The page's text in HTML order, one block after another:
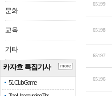
문화
교육
기타
카자흐 특집기사
51 Club Game
more
65199
65198
65197
65196